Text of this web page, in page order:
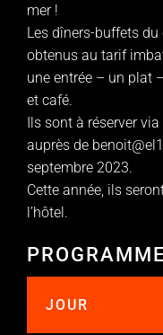
mer !
Les dîners-buffets
obtenus au tarif
une entrée – un plat
et café.
Ils sont à réserver
auprès de
septembre 2023.
Cette année, ils
l’hôtel.
PROGRAMME
JOUR